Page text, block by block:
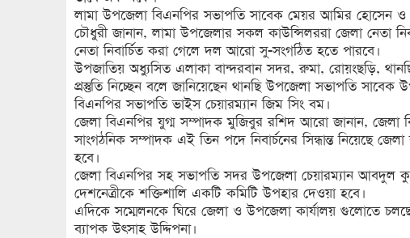
লামা উপজেলা বিএনপির সভাপতি সাবেক মেয়র আমির হোসেন ও
চৌধুরী জানান, লামা উপজেলার সকল কাউন্সিলররা জেলা নেতা
নেতা নিবার্চিত করা গেলে দল আরো সু-সংগঠিত হতে পারবে।
উপজাতিয় অধ্যুসিত এলাকা বান্দরবান সদর, রুমা, রোয়ংছড়ি,
প্রস্তুতি নিচ্ছেন বলে জানিয়েছেন থানছি উপজেলা সভাপতি
বিএনপির সভাপতি ভাইস চেয়ারম্যান জিম সিং বম।
জেলা বিএনপির যুগ্ম সম্পাদক মুজিবুর রশিদ আরো জানান, জেলা
সাংগঠনিক সম্পাদক এই তিন পদে নিবার্চনের সিন্ধান্ত নিয়েছে
হবে।
জেলা বিএনপির সহ সভাপতি সদর উপজেলা চেয়ারম্যান আবদুল
দেশনেত্রীকে শক্তিশালি একটি কমিটি উপহার দেওয়া হবে।
এদিকে সম্মেলনকে ঘিরে জেলা ও উপজেলা কার্যালয় গুলোতে চলছে
ব্যাপক উৎসাহ উদ্দিপনা।